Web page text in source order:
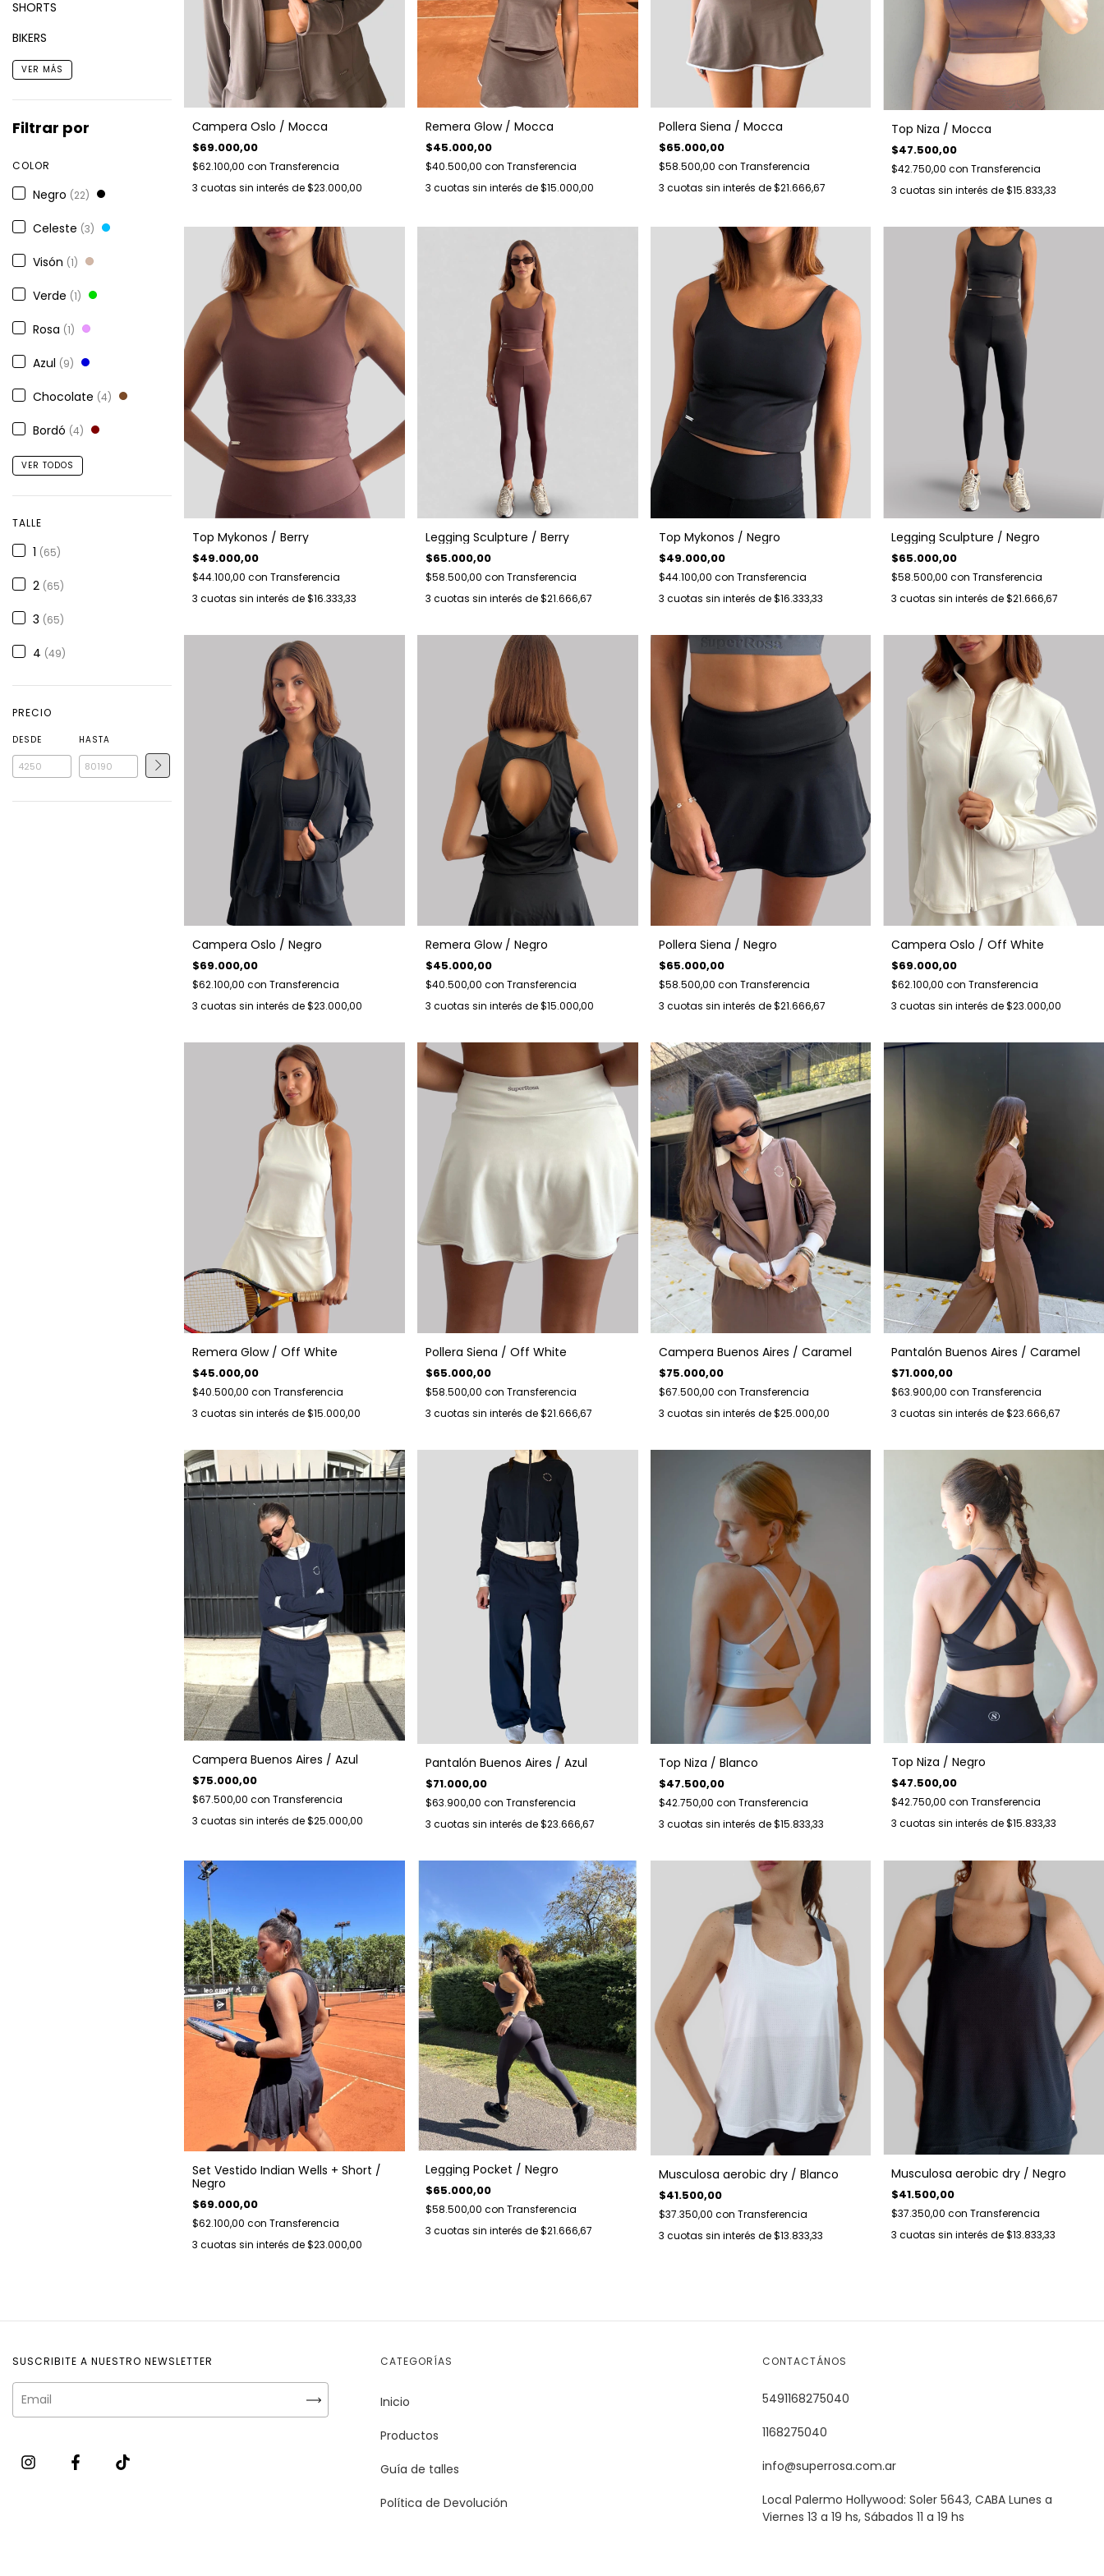
SHORTS
BIKERS
VER MÁS
Filtrar por
COLOR
Negro (22)
Celeste (3)
Visón (1)
Verde (1)
Rosa (1)
Azul (9)
Chocolate (4)
Bordó (4)
VER TODOS
TALLE
1 (65)
2 (65)
3 (65)
4 (49)
PRECIO
DESDE HASTA
Campera Oslo / Mocca
$69.000,00
$62.100,00 con Transferencia
3 cuotas sin interés de$23.000,00
Remera Glow / Mocca
$45.000,00
$40.500,00 con Transferencia
3 cuotas sin interés de$15.000,00
Pollera Siena / Mocca
$65.000,00
$58.500,00 con Transferencia
3 cuotas sin interés de$21.666,67
Top Niza / Mocca
$47.500,00
$42.750,00con Transferencia
3 cuotas sin interés de$15.833,33
Top Mykonos / Berry
$49.000,00
$44.100,00 con Transferencia
3 cuotas sin interés de$16.333,33
Legging Sculpture / Berry
$65.000,00
$58.500,00 con Transferencia
3 cuotas sin interés de$21.666,67
Top Mykonos / Negro
$49.000,00
$44.100,00 con Transferencia
3 cuotas sin interés de$16.333,33
Legging Sculpture / Negro
$65.000,00
$58.500,00con Transferencia
3 cuotas sin interés de$21.666,67
Campera Oslo / Negro
$69.000,00
$62.100,00 con Transferencia
3 cuotas sin interés de$23.000,00
Remera Glow / Negro
$45.000,00
$40.500,00 con Transferencia
3 cuotas sin interés de$15.000,00
Pollera Siena / Negro
$65.000,00
$58.500,00 con Transferencia
3 cuotas sin interés de$21.666,67
Campera Oslo / Off White
$69.000,00
$62.100,00con Transferencia
3 cuotas sin interés de$23.000,00
Remera Glow / Off White
$45.000,00
$40.500,00 con Transferencia
3 cuotas sin interés de$15.000,00
Pollera Siena / Off White
$65.000,00
$58.500,00 con Transferencia
3 cuotas sin interés de$21.666,67
Campera Buenos Aires / Caramel
$75.000,00
$67.500,00 con Transferencia
3 cuotas sin interés de$25.000,00
Pantalón Buenos Aires / Caramel
$71.000,00
$63.900,00con Transferencia
3 cuotas sin interés de$23.666,67
Campera Buenos Aires / Azul
$75.000,00
$67.500,00 con Transferencia
3 cuotas sin interés de$25.000,00
Pantalón Buenos Aires / Azul
$71.000,00
$63.900,00 con Transferencia
3 cuotas sin interés de$23.666,67
Top Niza / Blanco
$47.500,00
$42.750,00 con Transferencia
3 cuotas sin interés de$15.833,33
Top Niza / Negro
$47.500,00
$42.750,00con Transferencia
3 cuotas sin interés de$15.833,33
Set Vestido Indian Wells + Short /
Negro
$69.000,00
$62.100,00 con Transferencia
3 cuotas sin interés de$23.000,00
Legging Pocket / Negro
$65.000,00
$58.500,00 con Transferencia
3 cuotas sin interés de$21.666,67
Musculosa aerobic dry / Blanco
$41.500,00
$37.350,00 con Transferencia
3 cuotas sin interés de$13.833,33
Musculosa aerobic dry / Negro
$41.500,00
$37.350,00con Transferencia
3 cuotas sin interés de$13.833,33
SUSCRIBITE A NUESTRO NEWSLETTER CATEGORÍAS
Inicio
Productos
Guía de talles
Política de Devolución
CONTACTÁNOS
5491168275040
1168275040
info@superrosa.com.ar
Local Palermo Hollywood: Soler 5643, CABA Lunes a
Viernes 13 a 19 hs, Sábados 11 a 19 hs